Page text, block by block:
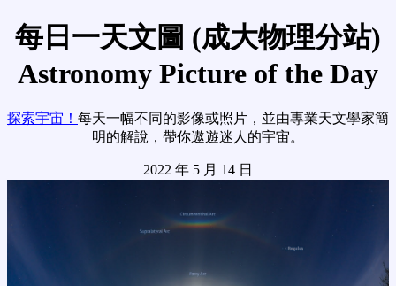
每日一天文圖 (成大物理分站)
Astronomy Picture of the Day
探索宇宙！ 每天一幅不同的影像或照片，並由專業天文學家簡
明的解說，帶你遨遊迷人的宇宙。
2022 年 5 月 14 日